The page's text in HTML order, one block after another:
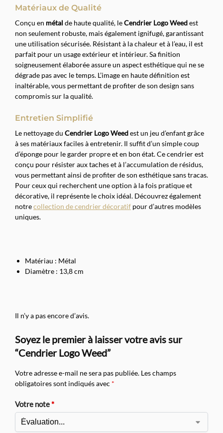
Matériaux de Qualité
Conçu en métal de haute qualité, leCendrier Logo Weedest
non seulement robuste, mais également ignifugé, garantissant
une utilisation sécurisée. Résistant à la chaleur et à l’eau, il est
parfait pour un usage extérieur et intérieur. Sa finition
soigneusement élaborée assure un aspect esthétique qui ne se
dégrade pas avec le temps. L’image en haute définition est
inaltérable, vous permettant de profiter de son design sans
compromis sur la qualité.
Entretien Simplifié
Le nettoyage du Cendrier Logo Weedest un jeu d’enfant grâce
à ses matériaux faciles à entretenir. Il suffit d’un simple coup
d’éponge pour le garder propre et en bon état. Ce cendrier est
conçu pour résister aux taches et à l’accumulation de résidus,
vous permettant ainsi de profiter de son esthétique sans tracas.
Pour ceux qui recherchent une option à la fois pratique et
décorative, il représente le choix idéal. Découvrez également
notrecollection de cendrier décoratif pour d’autres modèles
uniques.
Matériau : Métal
Diamètre : 13,8 cm
Il n’y a pas encore d’avis.
Soyez le premier à laisser votre avis sur
“Cendrier Logo Weed”
Votre adresse e-mail ne sera pas publiée. Les champs
obligatoires sont indiqués avec *
Votre note*